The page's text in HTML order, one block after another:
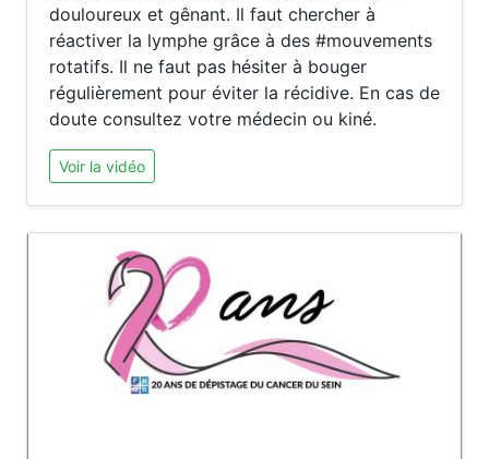
douloureux et gênant. Il faut chercher à
réactiver la lymphe grâce à des #mouvements
rotatifs. Il ne faut pas hésiter à bouger
régulièrement pour éviter la récidive. En cas de
doute consultez votre médecin ou kiné.
Voir la vidéo